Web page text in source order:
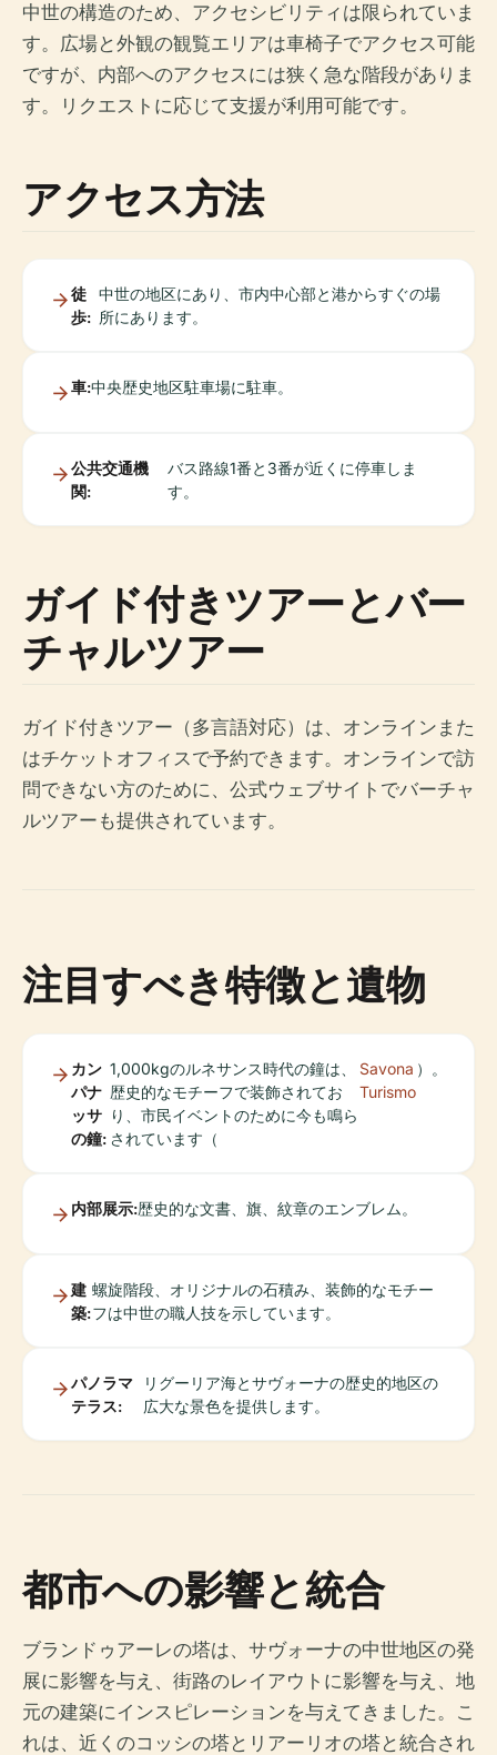
中世の構造のため、アクセシビリティは限られていま
す。広場と外観の観覧エリアは車椅子でアクセス可能
ですが、内部へのアクセスには狭く急な階段がありま
す。リクエストに応じて支援が利用可能です。
アクセス方法
徒
歩:
中世の地区にあり、市内中心部と港からすぐの場
所にあります。
車:中央歴史地区駐車場に駐車。
公共交通機
関:
バス路線1番と3番が近くに停車しま
す。
ガイド付きツアーとバー
チャルツアー
ガイド付きツアー（多言語対応）は、オンラインまた
はチケットオフィスで予約できます。オンラインで訪
問できない方のために、公式ウェブサイトでバーチャ
ルツアーも提供されています。
注目すべき特徴と遺物
カン
パナ
ッサ
の鐘:
1,000kgのルネサンス時代の鐘は、
歴史的なモチーフで装飾されてお
り、市民イベントのために今も鳴ら
されています（
Savona
Turismo
）。
内部展示:歴史的な文書、旗、紋章のエンブレム。
建
築:
螺旋階段、オリジナルの石積み、装飾的なモチー
フは中世の職人技を示しています。
パノラマ
テラス:
リグーリア海とサヴォーナの歴史的地区の
広大な景色を提供します。
都市への影響と統合
ブランドゥアーレの塔は、サヴォーナの中世地区の発
展に影響を与え、街路のレイアウトに影響を与え、地
元の建築にインスピレーションを与えてきました。こ
れは、近くのコッシの塔とリアーリオの塔と統合され